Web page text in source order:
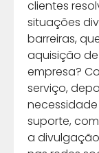
clientes
situações
barreiras,
aquisição
empresa?
serviço,
suporte,
a